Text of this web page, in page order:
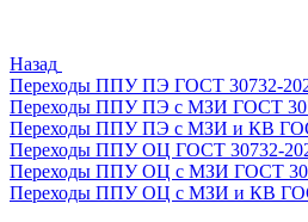
Назад
Переходы ППУ ПЭ ГОСТ 30732-
Переходы ППУ ПЭ с МЗИ ГОСТ
Переходы ППУ ПЭ с МЗИ и КВ
Переходы ППУ ОЦ ГОСТ 30732-
Переходы ППУ ОЦ с МЗИ ГОСТ
Переходы ППУ ОЦ с МЗИ и КВ